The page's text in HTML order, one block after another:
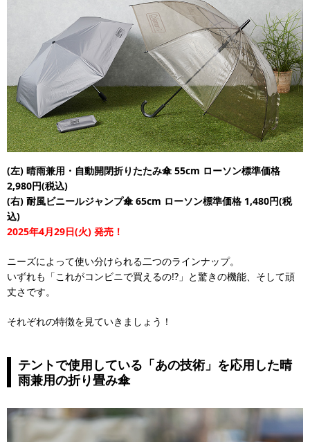
(左) 晴雨兼用・自動開閉折りたたみ傘 55cm ローソン標準価格
2,980円(税込)
(右) 耐風ビニールジャンプ傘 65cm ローソン標準価格 1,480円(税
込)
2025年4月29日(火) 発売！
ニーズによって使い分けられる二つのラインナップ。
いずれも「これがコンビニで買えるの!?」と驚きの機能、そして頑
丈さです。
それぞれの特徴を見ていきましょう！
テントで使用している「あの技術」を応用した晴
雨兼用の折り畳み傘